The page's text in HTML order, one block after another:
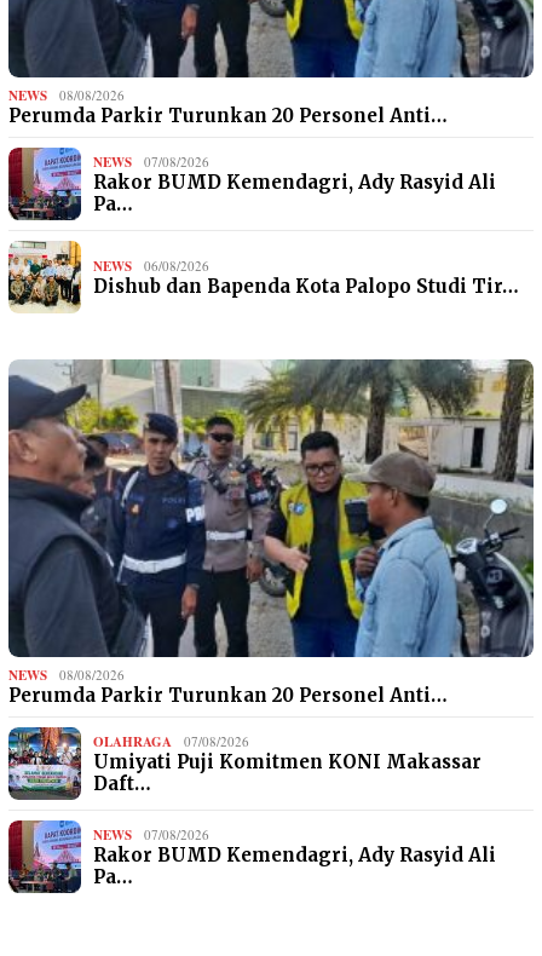
NEWS 08/08/2026
Perumda Parkir Turunkan 20 Personel Anti…
NEWS 07/08/2026
Rakor BUMD Kemendagri, Ady Rasyid Ali
Pa…
NEWS 06/08/2026
Dishub dan Bapenda Kota Palopo Studi Tir…
NEWS 08/08/2026
Perumda Parkir Turunkan 20 Personel Anti…
OLAHRAGA 07/08/2026
Umiyati Puji Komitmen KONI Makassar
Daft…
NEWS 07/08/2026
Rakor BUMD Kemendagri, Ady Rasyid Ali
Pa…